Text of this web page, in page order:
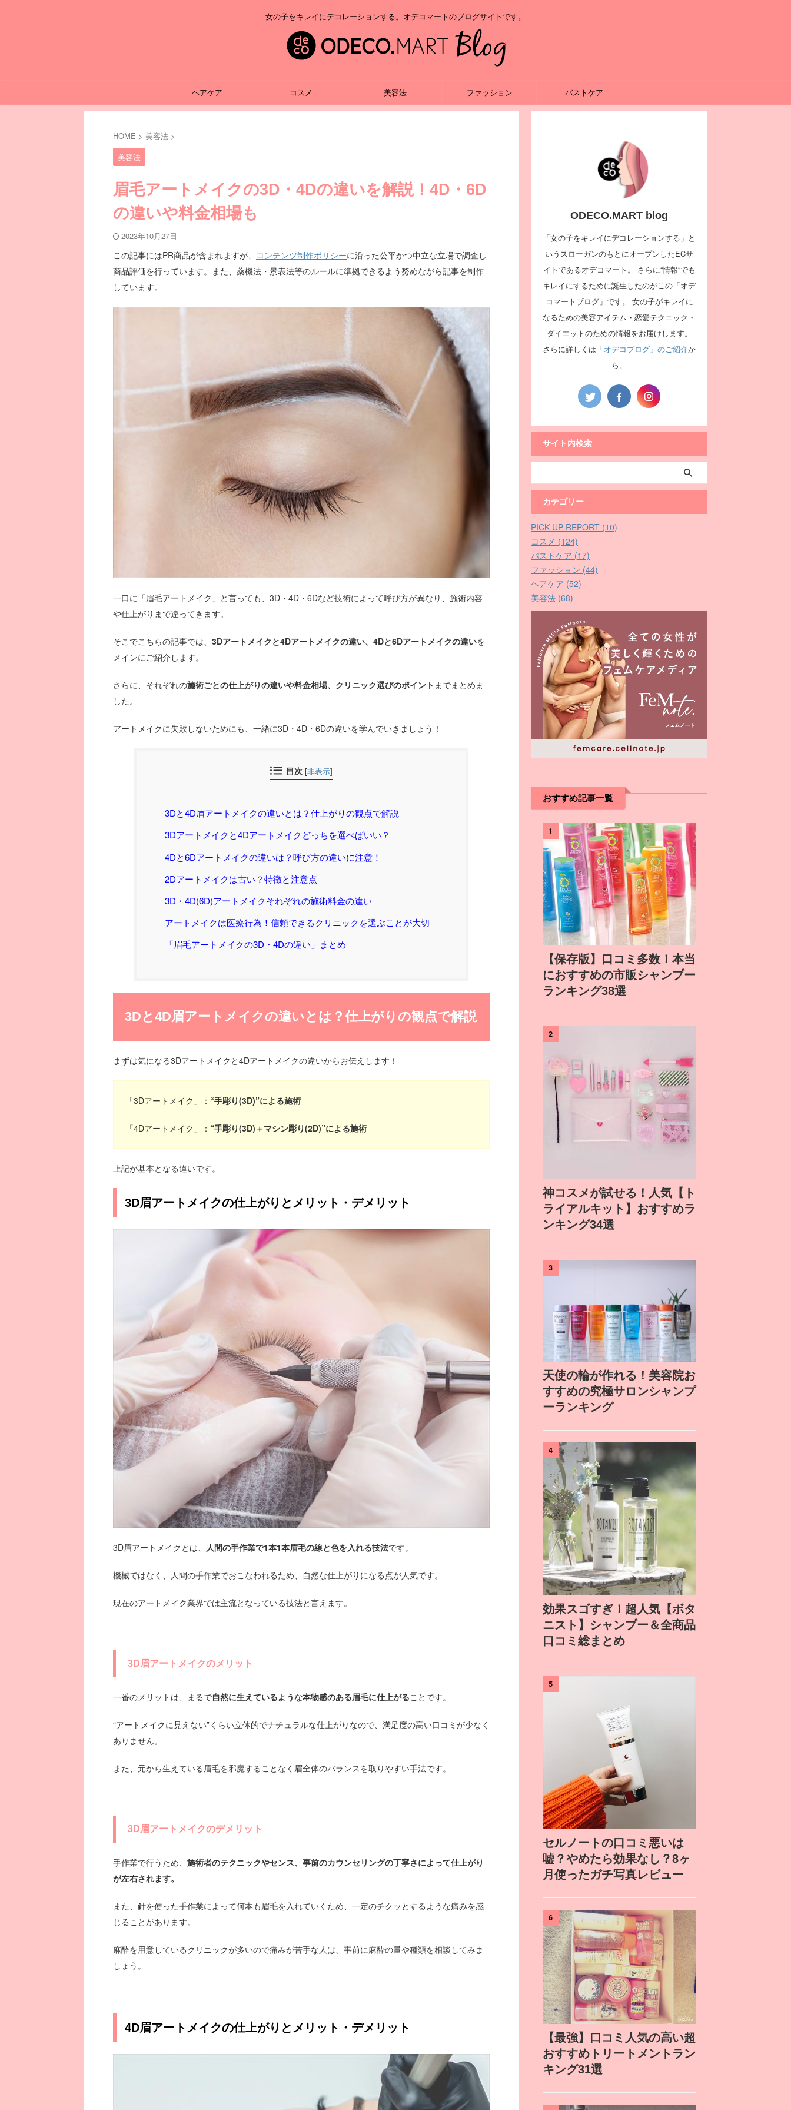
女の子をキレイにデコレーションする。オデコマートのブログサイトです。
ヘアケア コスメ 美容法 ファッション バストケア
HOME > 美容法 >
美容法
眉毛アートメイクの3D・4Dの違いを解説！4D・6D
の違いや料金相場も
2023年10月27日
この記事にはPR商品が含まれますが、 コンテンツ制作ポリシーに沿った公平かつ中立な立場で調査し
商品評価を行っています。また、薬機法・景表法等のルールに準拠できるよう努めながら記事を制作
しています。
一口に「眉毛アートメイク」と言っても、3D・4D・6Dなど技術によって呼び方が異なり、施術内容
や仕上がりまで違ってきます。
そこでこちらの記事では、 3Dアートメイクと4Dアートメイクの違い、4Dと6Dアートメイクの違いを
メインにご紹介します。
さらに、それぞれの施術ごとの仕上がりの違いや料金相場、クリニック選びのポイント までまとめま
した。
アートメイクに失敗しないためにも、一緒に3D・4D・6Dの違いを学んでいきましょう！
目次 [非表示]
3Dと4D眉アートメイクの違いとは？仕上がりの観点で解説
3Dアートメイクと4Dアートメイクどっちを選べばいい？
4Dと6Dアートメイクの違いは？呼び方の違いに注意！
2Dアートメイクは古い？特徴と注意点
3D・4D(6D)アートメイクそれぞれの施術料金の違い
アートメイクは医療行為！信頼できるクリニックを選ぶことが大切
「眉毛アートメイクの3D・4Dの違い」まとめ
3Dと4D眉アートメイクの違いとは？仕上がりの観点で解説
まずは気になる3Dアートメイクと4Dアートメイクの違いからお伝えします！
「3Dアートメイク」： “手彫り(3D)”による施術
「4Dアートメイク」： “手彫り(3D)＋マシン彫り(2D)”による施術
上記が基本となる違いです。
3D眉アートメイクの仕上がりとメリット・デメリット
3D眉アートメイクとは、 人間の手作業で1本1本眉毛の線と色を入れる技法です。
機械ではなく、人間の手作業でおこなわれるため、自然な仕上がりになる点が人気です。
現在のアートメイク業界では主流となっている技法と言えます。
3D眉アートメイクのメリット
一番のメリットは、まるで自然に生えているような本物感のある眉毛に仕上がることです。
“アートメイクに見えない”くらい立体的でナチュラルな仕上がりなので、満足度の高い口コミが少なく
ありません。
また、元から生えている眉毛を邪魔することなく眉全体のバランスを取りやすい手法です。
3D眉アートメイクのデメリット
手作業で行うため、 施術者のテクニックやセンス、事前のカウンセリングの丁寧さによって仕上がり
が左右されます。
また、針を使った手作業によって何本も眉毛を入れていくため、一定のチクッとするような痛みを感
じることがあります。
麻酔を用意しているクリニックが多いので痛みが苦手な人は、事前に麻酔の量や種類を相談してみま
しょう。
4D眉アートメイクの仕上がりとメリット・デメリット
ODECO.MART blog
「女の子をキレイにデコレーションする」と
いうスローガンのもとにオープンしたECサ
イトであるオデコマート。 さらに“情報“でも
キレイにするために誕生したのがこの「オデ
コマートブログ」です。 女の子がキレイに
なるための美容アイテム・恋愛テクニック・
ダイエットのための情報をお届けします。
さらに詳しくは 「オデコブログ」のご紹介か
ら。
サイト内検索
カテゴリー
PICK UP REPORT (10)
コスメ (124)
バストケア (17)
ファッション (44)
ヘアケア (52)
美容法 (68)
おすすめ記事一覧
1
【保存版】口コミ多数！本当
におすすめの市販シャンプー
ランキング38選
2
神コスメが試せる！人気【ト
ライアルキット】おすすめラ
ンキング34選
3
天使の輪が作れる！美容院お
すすめの究極サロンシャンプ
ーランキング
4
効果スゴすぎ！超人気【ボタ
ニスト】シャンプー＆全商品
口コミ総まとめ
5
セルノートの口コミ悪いは
嘘？やめたら効果なし？8ヶ
月使ったガチ写真レビュー
6
【最強】口コミ人気の高い超
おすすめトリートメントラン
キング31選